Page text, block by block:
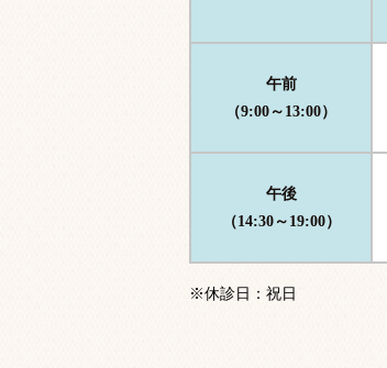
午前
（9:00～13:00）
午後
（14:30～19:00）
※休診日：祝日